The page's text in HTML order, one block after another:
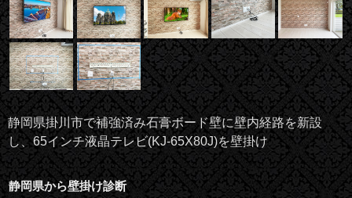
静岡県掛川市で補強済み石膏ボード壁に壁内経路を新設
し、65インチ液晶テレビ(KJ-65X80J)を壁掛け
静岡県から壁掛け診断